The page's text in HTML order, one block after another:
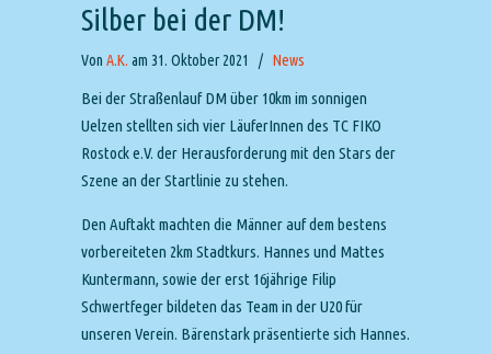
Silber bei der DM!
Von A.K. am 31. Oktober 2021 / News
Bei der Straßenlauf DM über 10km im sonnigen
Uelzen stellten sich vier LäuferInnen des TC FIKO
Rostock e.V. der Herausforderung mit den Stars der
Szene an der Startlinie zu stehen.
Den Auftakt machten die Männer auf dem bestens
vorbereiteten 2km Stadtkurs. Hannes und Mattes
Kuntermann, sowie der erst 16jährige Filip
Schwertfeger bildeten das Team in der U20 für
unseren Verein. Bärenstark präsentierte sich Hannes.